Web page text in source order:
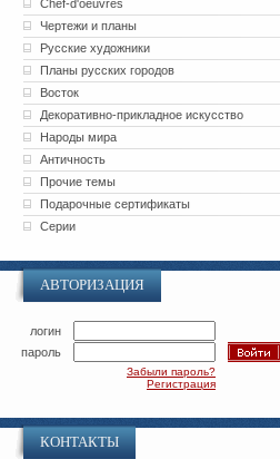
Chef-d'oeuvres
Чертежи и планы
Русские художники
Планы русских городов
Восток
Декоративно-прикладное искусство
Народы мира
Античность
Прочие темы
Подарочные сертификаты
Серии
АВТОРИЗАЦИЯ
логин
пароль
Забыли пароль?
Регистрация
КОНТАКТЫ